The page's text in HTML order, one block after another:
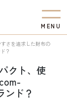
M EN U
さを追求した財布の
？
クト、使
ンド？